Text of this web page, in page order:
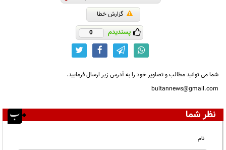
گزارش خطا
پسندیدم 0
شما می توانید مطالب و تصاویر خود را به آدرس زیر ارسال فرمایید.
bultannews@gmail.com
نظر شما
نام